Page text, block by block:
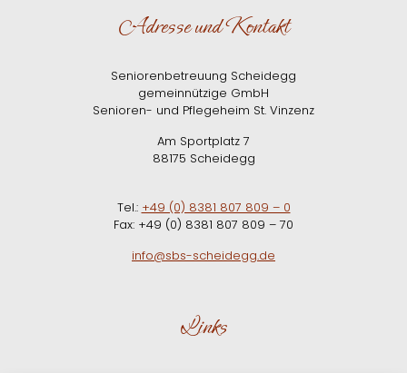
Adresse und Kontakt
Seniorenbetreuung Scheidegg
gemeinnützige GmbH
Senioren- und Pflegeheim St. Vinzenz
Am Sportplatz 7
88175 Scheidegg
Tel.: +49 (0) 8381 807 809 – 0
Fax: +49 (0) 8381 807 809 – 70
info@sbs-scheidegg.de
Links